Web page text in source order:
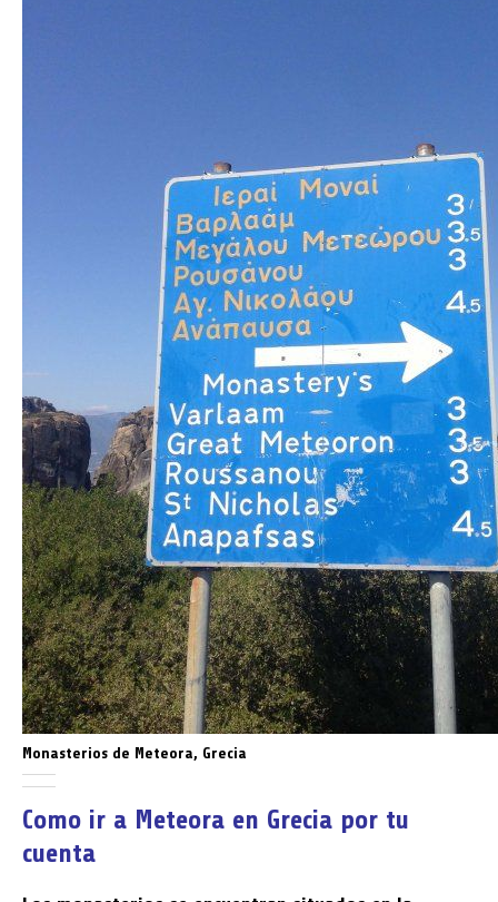
Monasterios de Meteora, Grecia
Como ir a Meteora en Grecia por tu
cuenta